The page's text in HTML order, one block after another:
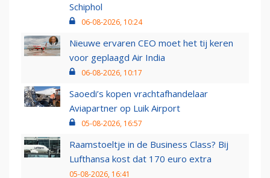
Schiphol
06-08-2026, 10:24
Nieuwe ervaren CEO moet het tij keren
voor geplaagd Air India
06-08-2026, 10:17
Saoedi’s kopen vrachtafhandelaar
Aviapartner op Luik Airport
05-08-2026, 16:57
Raamstoeltje in de Business Class? Bij
Lufthansa kost dat 170 euro extra
05-08-2026, 16:41